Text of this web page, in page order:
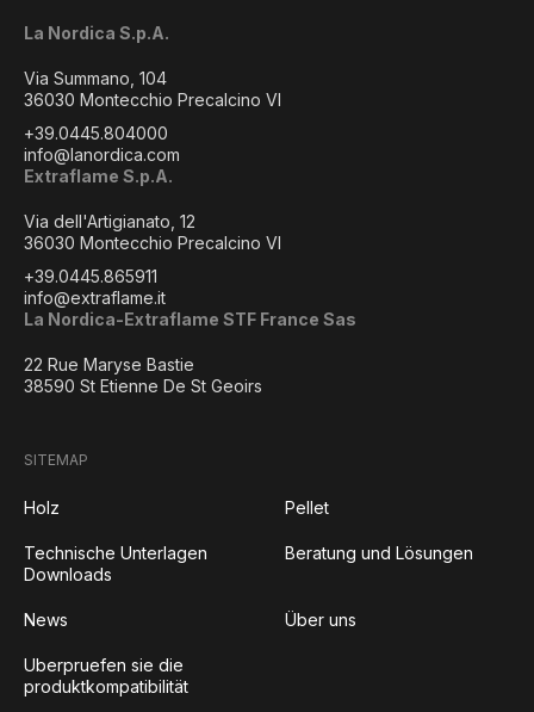
La Nordica S.p.A.
Via Summano, 104
36030 Montecchio Precalcino VI
+39.0445.804000
info@lanordica.com
Extraflame S.p.A.
Via dell'Artigianato, 12
36030 Montecchio Precalcino VI
+39.0445.865911
info@extraflame.it
La Nordica-Extraflame STF France Sas
22 Rue Maryse Bastie
38590 St Etienne De St Geoirs
SITEMAP
Holz Pellet
Technische Unterlagen
Downloads
Beratung und Lösungen
News Über uns
Uberpruefen sie die
produktkompatibilität